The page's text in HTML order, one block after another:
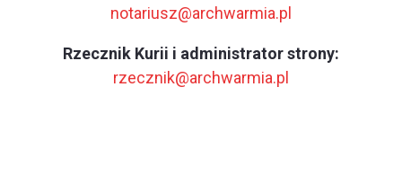
notariusz@archwarmia.pl
Rzecznik Kurii i administrator strony:
rzecznik@archwarmia.pl